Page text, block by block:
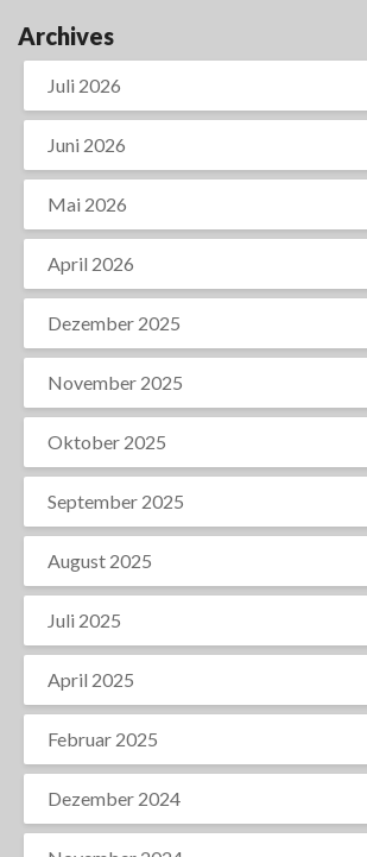
Archives
Juli 2026
Juni 2026
Mai 2026
April 2026
Dezember 2025
November 2025
Oktober 2025
September 2025
August 2025
Juli 2025
April 2025
Februar 2025
Dezember 2024